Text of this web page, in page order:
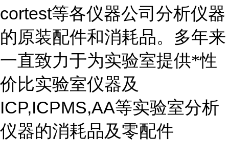
cortest等各仪器公司分析仪器
的原装配件和消耗品。多年来
一直致力于为实验室提供*性
价比实验室仪器及
ICP,ICPMS,AA等实验室分析
仪器的消耗品及零配件